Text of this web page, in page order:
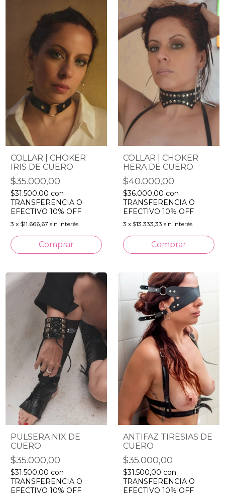
COLLAR | CHOKER
IRIS DE CUERO
$35.000,00
$31.500,00 con
TRANSFERENCIA O
EFECTIVO 10% OFF
3 x $11.666,67 sin interés
COLLAR | CHOKER
HERA DE CUERO
$40.000,00
$36.000,00 con
TRANSFERENCIA O
EFECTIVO 10% OFF
3 x $13.333,33 sin interés
PULSERA NIX DE
CUERO
$35.000,00
$31.500,00 con
TRANSFERENCIA O
EFECTIVO 10% OFF
ANTIFAZ TIRESIAS DE
CUERO
$35.000,00
$31.500,00 con
TRANSFERENCIA O
EFECTIVO 10% OFF